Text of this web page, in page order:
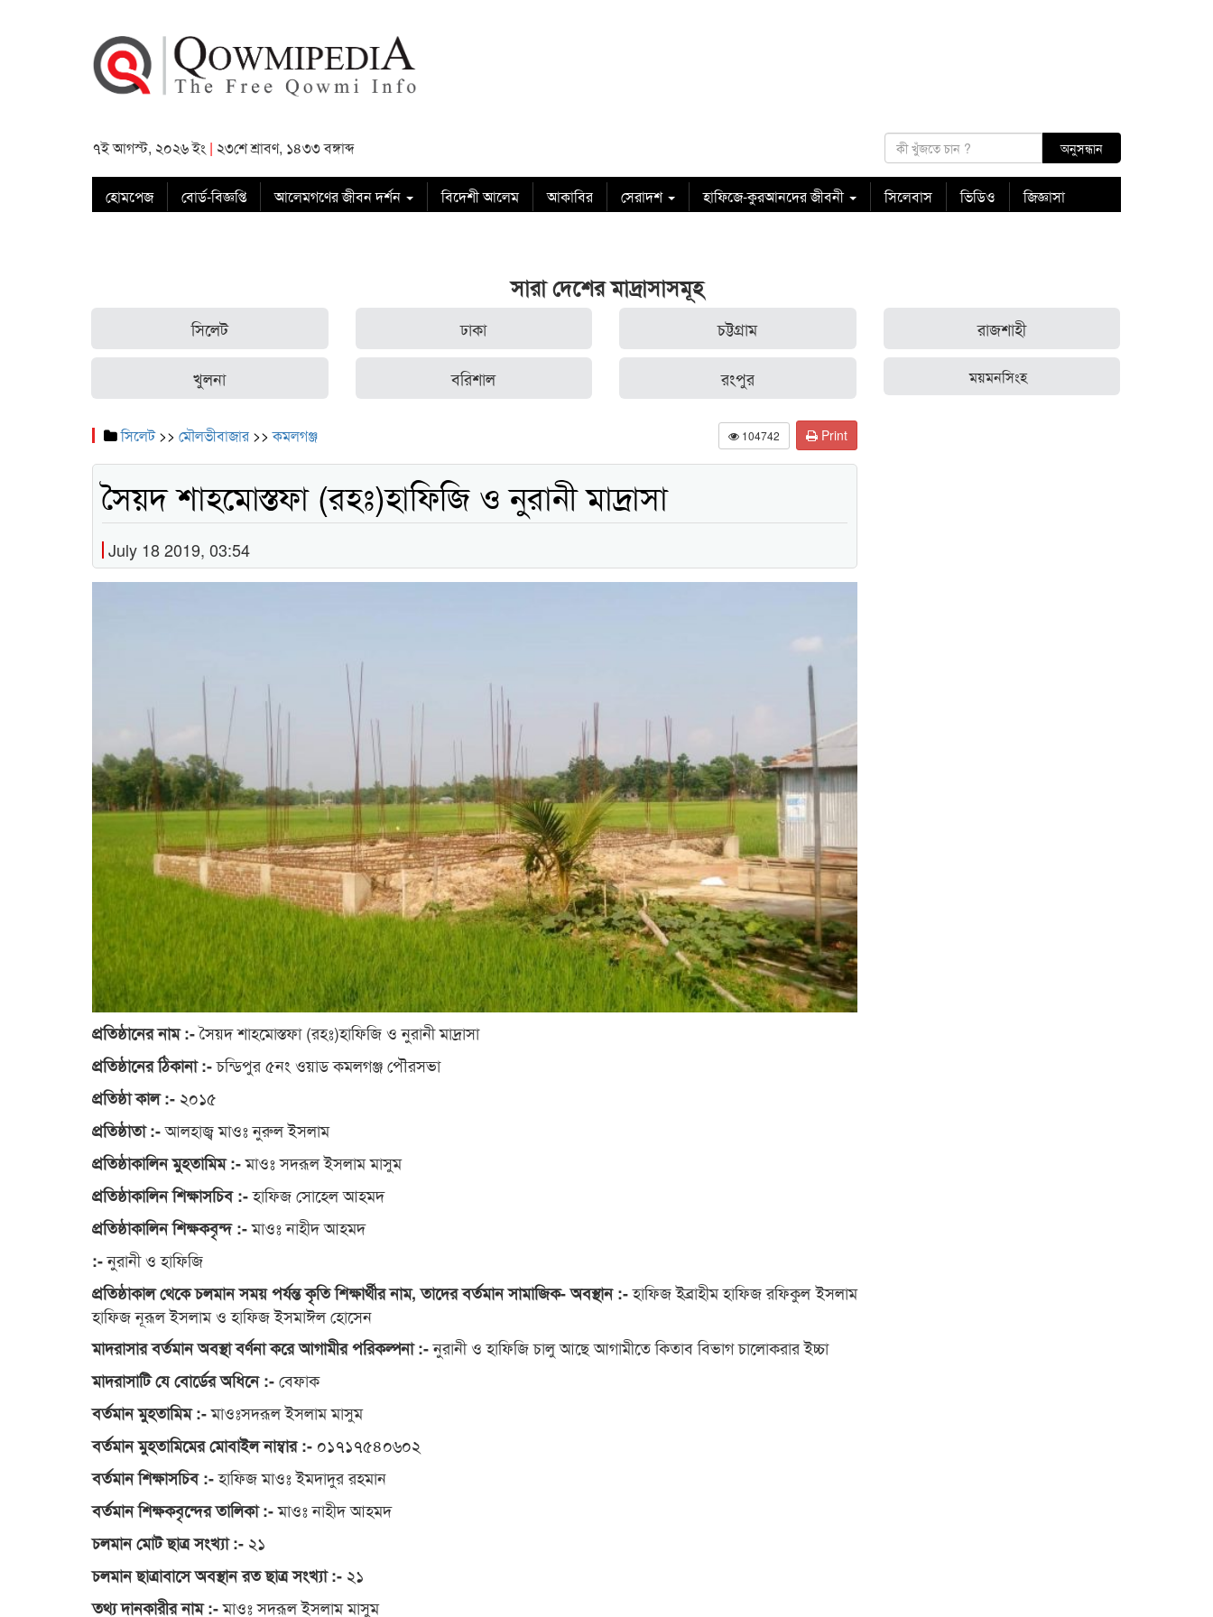
৭ই আগস্ট, ২০২৬ ইং | ২৩শে শ্রাবণ, ১৪৩৩ বঙ্গাব্দ
হোমপেজ বোর্ড-বিজ্ঞপ্তি আলেমগণের জীবন দর্শন বিদেশী আলেম আকাবির সেরাদশ হাফিজে-কুরআনদের জীবনী সিলেবাস ভিডিও জিজ্ঞাসা
সারা দেশের মাদ্রাসাসমূহ
সিলেট ঢাকা চট্টগ্রাম রাজশাহী
খুলনা বরিশাল রংপুর ময়মনসিংহ
সিলেট>> মৌলভীবাজার >>কমলগঞ্জ 104742 Print
সৈয়দ শাহমোস্তফা (রহঃ)হাফিজি ও নুরানী মাদ্রাসা
July 18 2019, 03:54
প্রতিষ্ঠানের নাম :-সৈয়দ শাহমোস্তফা (রহঃ)হাফিজি ও নুরানী মাদ্রাসা
প্রতিষ্ঠানের ঠিকানা :-চন্ডিপুর ৫নং ওয়াড কমলগঞ্জ পৌরসভা
প্রতিষ্ঠা কাল :- ২০১৫
প্রতিষ্ঠাতা :-আলহাজ্ব মাওঃ নুরুল ইসলাম
প্রতিষ্ঠাকালিন মুহতামিম :-মাওঃ সদরূল ইসলাম মাসুম
প্রতিষ্ঠাকালিন শিক্ষাসচিব :-হাফিজ সোহেল আহমদ
প্রতিষ্ঠাকালিন শিক্ষকবৃন্দ :-মাওঃ নাহীদ আহমদ
:-নুরানী ও হাফিজি
প্রতিষ্ঠাকাল থেকে চলমান সময় পর্যন্ত কৃতি শিক্ষার্থীর নাম, তাদের বর্তমান সামাজিক- অবস্থান :-হাফিজ ইব্রাহীম হাফিজ রফিকুল ইসলাম
হাফিজ নূরূল ইসলাম ও হাফিজ ইসমাঈল হোসেন
মাদরাসার বর্তমান অবস্থা বর্ণনা করে আগামীর পরিকল্পনা :-নুরানী ও হাফিজি চালু আছে আগামীতে কিতাব বিভাগ চালোকরার ইচ্চা
মাদরাসাটি যে বোর্ডের অধিনে :-বেফাক
বর্তমান মুহতামিম :-মাওঃসদরূল ইসলাম মাসুম
বর্তমান মুহতামিমের মোবাইল নাম্বার :- ০১৭১৭৫৪০৬০২
বর্তমান শিক্ষাসচিব :-হাফিজ মাওঃ ইমদাদুর রহমান
বর্তমান শিক্ষকবৃন্দের তালিকা :-মাওঃ নাহীদ আহমদ
চলমান মোট ছাত্র সংখ্যা :- ২১
চলমান ছাত্রাবাসে অবস্থান রত ছাত্র সংখ্যা :- ২১
তথ্য দানকারীর নাম :-মাওঃ সদরূল ইসলাম মাসুম